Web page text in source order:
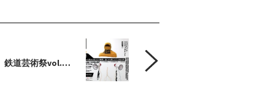
鉄道芸術祭vol.…